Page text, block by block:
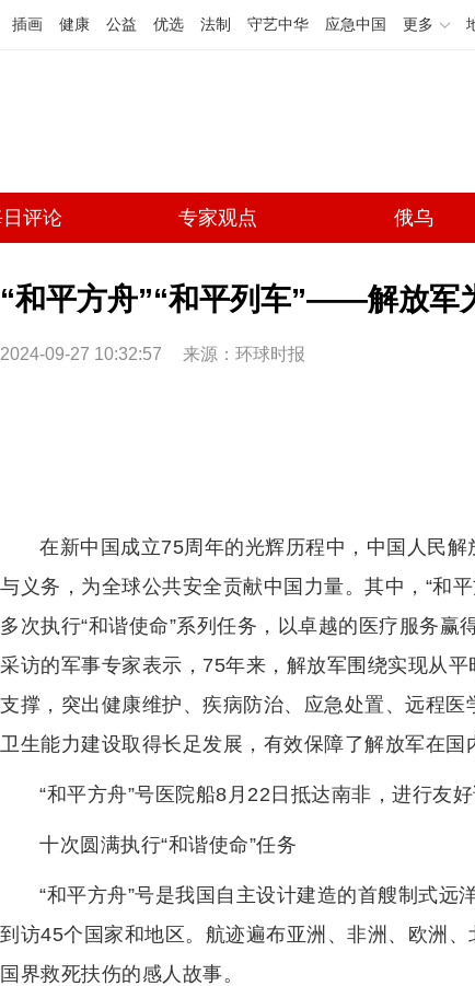
插画 健康 公益 优选 法制 守艺中华 应急中国 更多
评论 专家观点 俄乌
“和平方舟”“和平列车”——解放军
2024-09-27 10:32:57 来源：环球时报
在新中国成立75周年的光辉历程中，中国人民
与义务，为全球公共安全贡献中国力量。其中，“和
多次执行“和谐使命”系列任务，以卓越的医疗服务
采访的军事专家表示，75年来，解放军围绕实现从
支撑，突出健康维护、疾病防治、应急处置、远程
卫生能力建设取得长足发展，有效保障了解放军在国
“和平方舟”号医院船8月22日抵达南非，进行友
十次圆满执行“和谐使命”任务
“和平方舟”号是我国自主设计建造的首艘制式
到访45个国家和地区。航迹遍布亚洲、非洲、欧洲
国界救死扶伤的感人故事。